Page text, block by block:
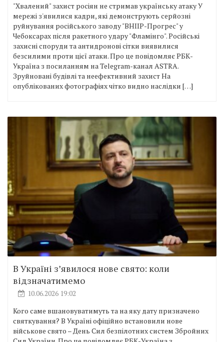
"Хвалений" захист росіян не стримав українську атаку У
мережі з'явилися кадри, які демонструють серйозні
руйнування російського заводу "ВНІІР-Прогрес" у
Чебоксарах після ракетного удару "Фламінго". Російські
захисні споруди та антидронові сітки виявилися
безсилими проти цієї атаки. Про це повідомляє РБК-
Україна з посиланням на Telegram-канал ASTRA.
Зруйновані будівлі та неефективний захист На
опублікованих фотографіях чітко видно наслідки […]
В Україні з’явилося нове свято: коли
відзначатимемо
10.06.2026 19:02
Кого саме вшановуватимуть та на яку дату призначено
святкування? В Україні офіційно встановили нове
військове свято – День Сил безпілотних систем Збройних